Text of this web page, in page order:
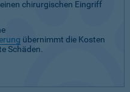
chirurgischen Eingriff
übernimmt die Kosten
Schäden.